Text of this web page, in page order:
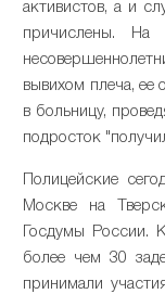
активистов, а и
причислены. На
вывихом плеча, ее
в больницу,
подросток
Полицейские
Москве на
Госдумы России.
более чем 30
принимали